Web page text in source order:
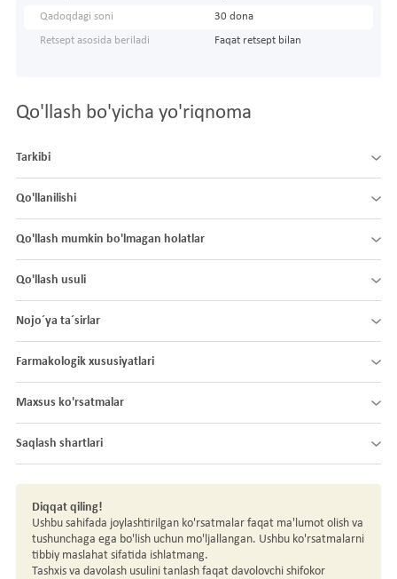
Qadoqdagi soni 30 dona
Retsept asosida beriladi Faqat retsept bilan
Qo'llash bo'yicha yo'riqnoma
Tarkibi
Qo'llanilishi
Qo'llash mumkin bo'lmagan holatlar
Qo'llash usuli
Nojo´ya ta´sirlar
Farmakologik xususiyatlari
Maxsus ko'rsatmalar
Saqlash shartlari
Diqqat qiling!
Ushbu sahifada joylashtirilgan ko'rsatmalar faqat ma'lumot olish va
tushunchaga ega bo'lish uchun mo'ljallangan. Ushbu ko'rsatmalarni
tibbiy maslahat sifatida ishlatmang.
Tashxis va davolash usulini tanlash faqat davolovchi shifokor